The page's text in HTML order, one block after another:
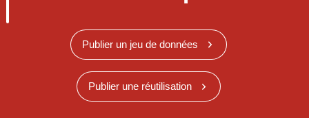
Publier un jeu de données
Publier une réutilisation